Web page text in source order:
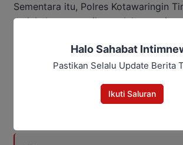
Sementara itu, Polres Kotawaringin
melakukan pemeriksaan
Halo Sahabat
Pastikan Selalu Update Berita
Ikuti Saluran